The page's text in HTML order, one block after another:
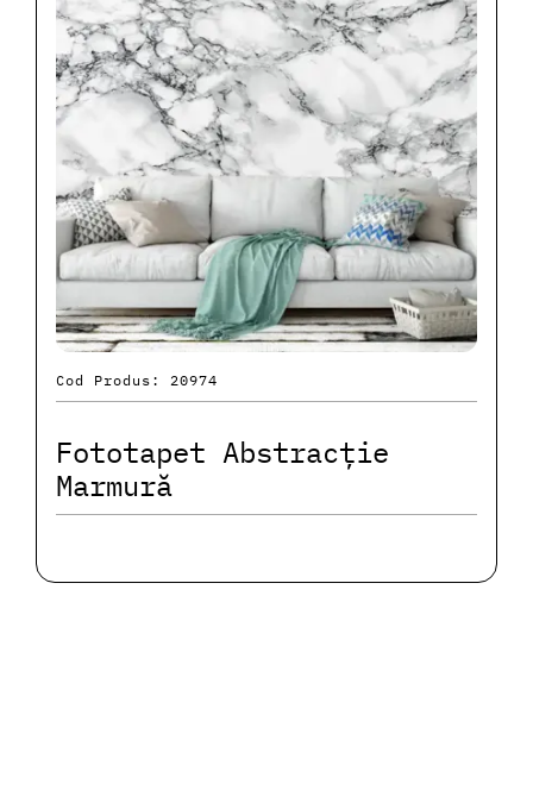
Cod Produs: 20974
Fototapet Abstracție
Marmură